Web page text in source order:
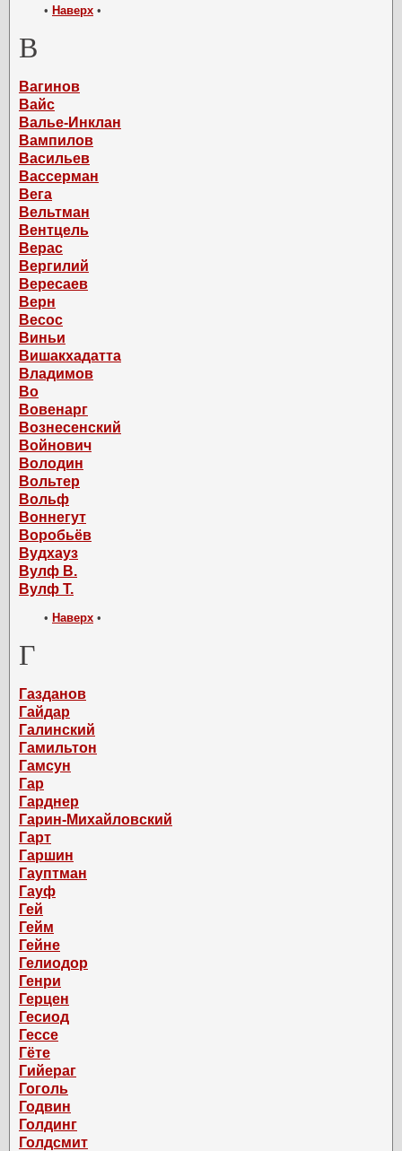
• Наверх •
В
Вагинов
Вайс
Валье-Инклан
Вампилов
Васильев
Вассерман
Вега
Вельтман
Вентцель
Верас
Вергилий
Вересаев
Верн
Весос
Виньи
Вишакхадатта
Владимов
Во
Вовенарг
Вознесенский
Войнович
Володин
Вольтер
Вольф
Воннегут
Воробьёв
Вудхауз
Вулф В.
Вулф Т.
• Наверх •
Г
Газданов
Гайдар
Галинский
Гамильтон
Гамсун
Гар
Гарднер
Гарин-Михайловский
Гарт
Гаршин
Гауптман
Гауф
Гей
Гейм
Гейне
Гелиодор
Генри
Герцен
Гесиод
Гессе
Гёте
Гийераг
Гоголь
Годвин
Голдинг
Голдсмит